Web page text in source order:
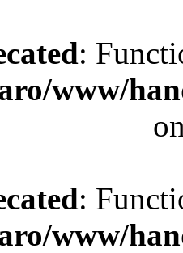
:
www/
:
www/